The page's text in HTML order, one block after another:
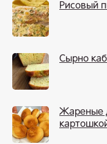
Рисовый
Сырно
Жареные